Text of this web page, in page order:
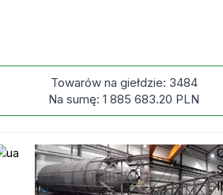
Towarów na giełdzie: 3484
Na sumę:1 885 683.20 PLN